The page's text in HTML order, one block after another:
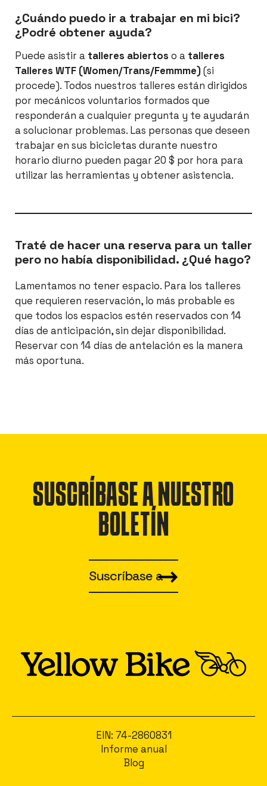
¿Cuándo puedo ir a trabajar en mi bici?
¿Podré obtener ayuda?
Puede asistir a talleres abiertos o a talleres
Talleres WTF (Women/Trans/Femmme)(si
procede). Todos nuestros talleres están dirigidos
por mecánicos voluntarios formados que
responderán a cualquier pregunta y te ayudarán
a solucionar problemas. Las personas que deseen
trabajar en sus bicicletas durante nuestro
horario diurno pueden pagar 20 $ por hora para
utilizar las herramientas y obtener asistencia.
Traté de hacer una reserva para un taller
pero no había disponibilidad. ¿Qué hago?
Lamentamos no tener espacio. Para los talleres
que requieren reservación, lo más probable es
que todos los espacios estén reservados con 14
días de anticipación, sin dejar disponibilidad.
Reservar con 14 días de antelación es la manera
más oportuna.
SUSCRÍBASE A NUESTRO
BOLETÍN
Suscríbase a
Informe anual
Blog
EIN: 74-2860831